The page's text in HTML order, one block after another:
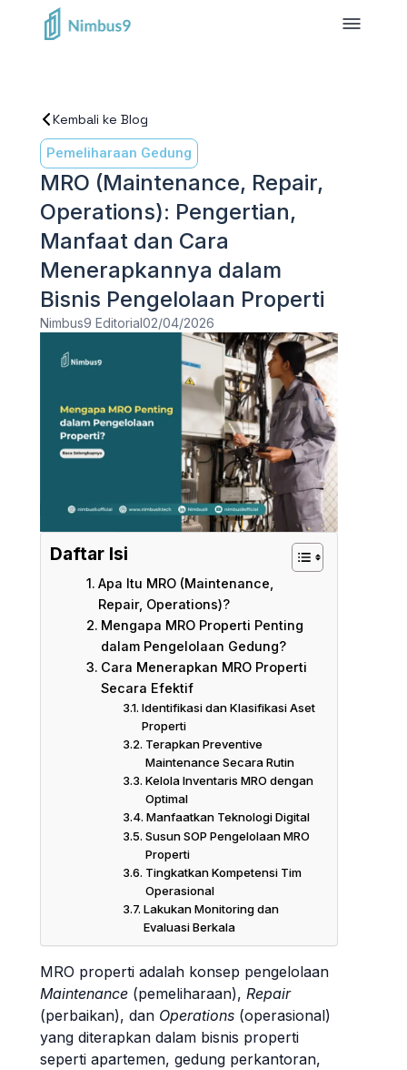
Kembali ke Blog
Pemeliharaan Gedung
MRO (Maintenance, Repair,
Operations): Pengertian,
Manfaat dan Cara
Menerapkannya dalam
Bisnis Pengelolaan Properti
Nimbus9 Editorial02/04/2026
Daftar Isi
Apa Itu MRO (Maintenance,
Repair, Operations)?
Mengapa MRO Properti Penting
dalam Pengelolaan Gedung?
Cara Menerapkan MRO Properti
Secara Efektif
Identifikasi dan Klasifikasi Aset
Properti
Terapkan Preventive
Maintenance Secara Rutin
Kelola Inventaris MRO dengan
Optimal
Manfaatkan Teknologi Digital
Susun SOP Pengelolaan MRO
Properti
Tingkatkan Kompetensi Tim
Operasional
Lakukan Monitoring dan
Evaluasi Berkala
MRO properti adalah konsep pengelolaan
Maintenance (pemeliharaan), Repair
(perbaikan), dan Operations (operasional)
yang diterapkan dalam bisnis properti
seperti apartemen, gedung perkantoran,